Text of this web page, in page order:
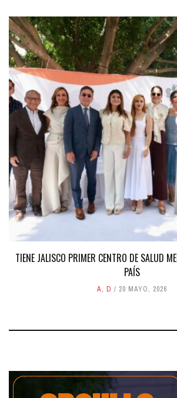
TIENE JALISCO PRIMER CENTRO DE SALUD
PAÍS
A, D 20 MAYO, 2026